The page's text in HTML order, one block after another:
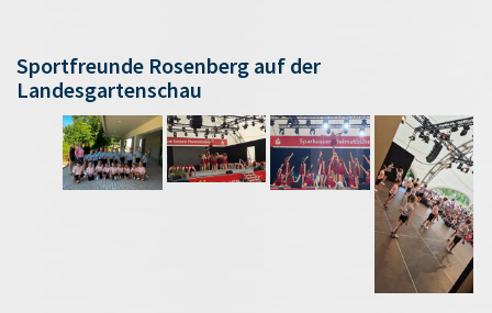
Sportfreunde Rosenberg auf der
Landesgartenschau